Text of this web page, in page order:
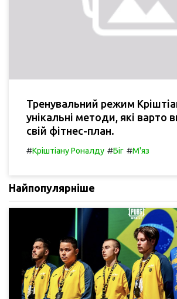
Тренувальний режим
унікальні методи, які варто
свій фітнес-план.
#Кріштіану Роналду #Біг #М'яз
Найпопулярніше